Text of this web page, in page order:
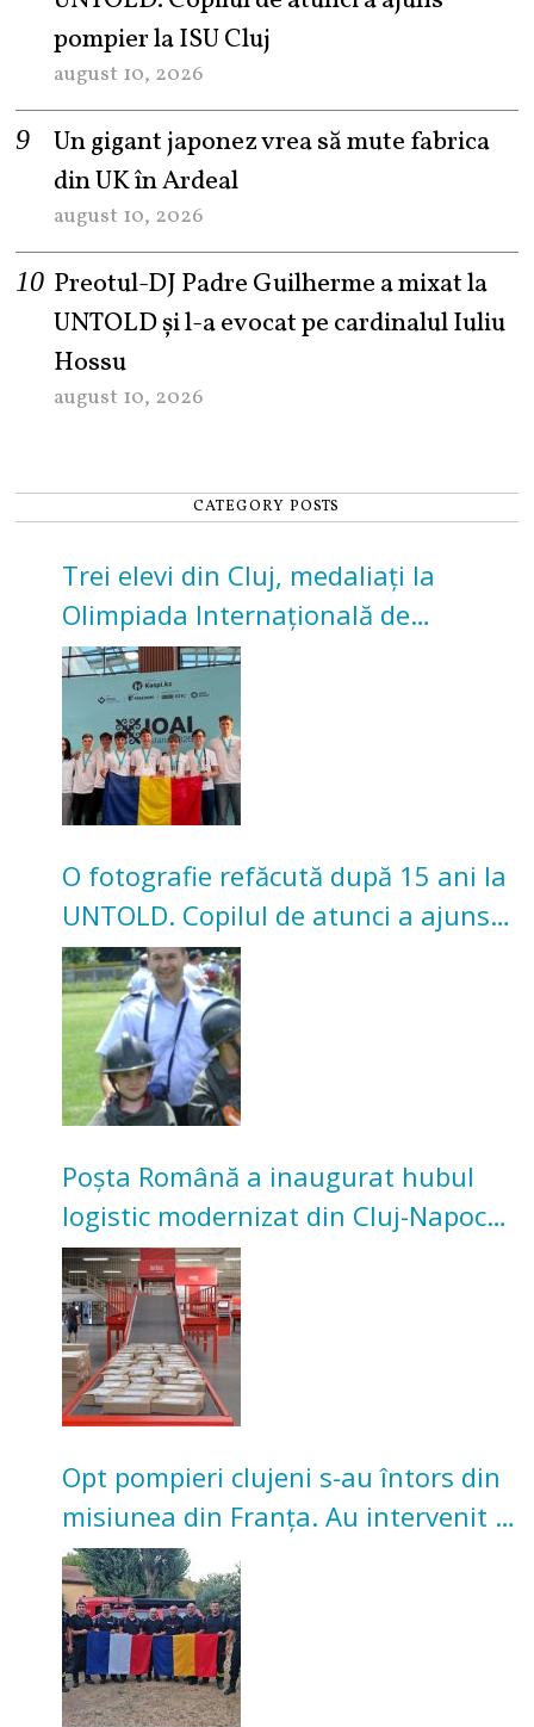
pompier la ISU Cluj
august 10, 2026
Un gigant japonez vrea să mute fabrica
din UK în Ardeal
august 10, 2026
Preotul-DJ Padre Guilherme a mixat la
UNTOLD și l-a evocat pe cardinalul Iuliu
Hossu
august 10, 2026
CATEGORY POSTS
Trei elevi din Cluj, medaliați la
Olimpiada Internațională de
Inteligență Artificială
O fotografie refăcută după 15 ani la
UNTOLD. Copilul de atunci a ajuns
pompier la ISU Cluj
Poșta Română a inaugurat hubul
logistic modernizat din Cluj-Napoca.
Investiție de 3 milioane de euro
Opt pompieri clujeni s-au întors din
misiunea din Franța. Au intervenit la
incendii de vegetație și pădure